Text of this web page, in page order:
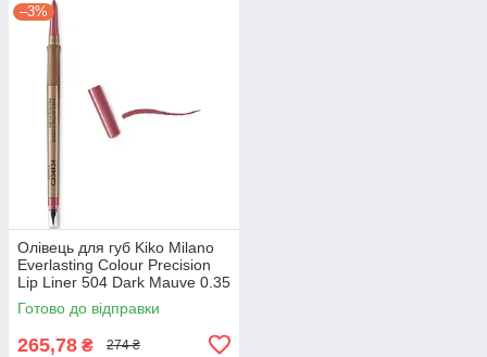
–3%
Олівець для губ Kiko Milano
Everlasting Colour Precision
Lip Liner 504 Dark Mauve 0.35
гГотово до відправки
265,78 ₴ 274 ₴